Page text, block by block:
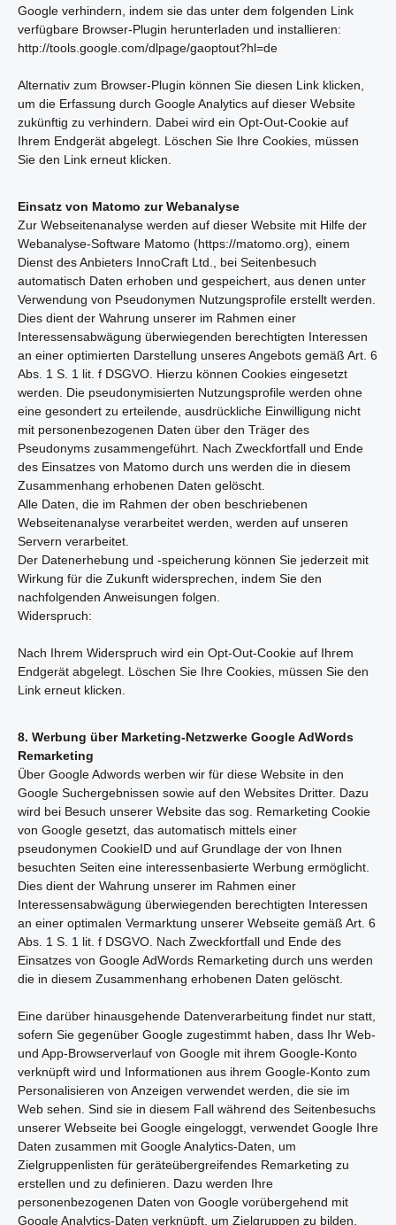
Google verhindern, indem sie das unter dem folgenden Link
verfügbare Browser-Plugin herunterladen und installieren:
http://tools.google.com/dlpage/gaoptout?hl=de
Alternativ zum Browser-Plugin können Sie diesen Link klicken,
um die Erfassung durch Google Analytics auf dieser Website
zukünftig zu verhindern. Dabei wird ein Opt-Out-Cookie auf
Ihrem Endgerät abgelegt. Löschen Sie Ihre Cookies, müssen
Sie den Link erneut klicken.
Einsatz von Matomo zur Webanalyse
Zur Webseitenanalyse werden auf dieser Website mit Hilfe der
Webanalyse-Software Matomo (https://matomo.org), einem
Dienst des Anbieters InnoCraft Ltd., bei Seitenbesuch
automatisch Daten erhoben und gespeichert, aus denen unter
Verwendung von Pseudonymen Nutzungsprofile erstellt werden.
Dies dient der Wahrung unserer im Rahmen einer
Interessensabwägung überwiegenden berechtigten Interessen
an einer optimierten Darstellung unseres Angebots gemäß Art. 6
Abs. 1 S. 1 lit. f DSGVO. Hierzu können Cookies eingesetzt
werden. Die pseudonymisierten Nutzungsprofile werden ohne
eine gesondert zu erteilende, ausdrückliche Einwilligung nicht
mit personenbezogenen Daten über den Träger des
Pseudonyms zusammengeführt. Nach Zweckfortfall und Ende
des Einsatzes von Matomo durch uns werden die in diesem
Zusammenhang erhobenen Daten gelöscht.
Alle Daten, die im Rahmen der oben beschriebenen
Webseitenanalyse verarbeitet werden, werden auf unseren
Servern verarbeitet.
Der Datenerhebung und -speicherung können Sie jederzeit mit
Wirkung für die Zukunft widersprechen, indem Sie den
nachfolgenden Anweisungen folgen.
Widerspruch:
Nach Ihrem Widerspruch wird ein Opt-Out-Cookie auf Ihrem
Endgerät abgelegt. Löschen Sie Ihre Cookies, müssen Sie den
Link erneut klicken.
8. Werbung über Marketing-Netzwerke Google AdWords
Remarketing
Über Google Adwords werben wir für diese Website in den
Google Suchergebnissen sowie auf den Websites Dritter. Dazu
wird bei Besuch unserer Website das sog. Remarketing Cookie
von Google gesetzt, das automatisch mittels einer
pseudonymen CookieID und auf Grundlage der von Ihnen
besuchten Seiten eine interessenbasierte Werbung ermöglicht.
Dies dient der Wahrung unserer im Rahmen einer
Interessensabwägung überwiegenden berechtigten Interessen
an einer optimalen Vermarktung unserer Webseite gemäß Art. 6
Abs. 1 S. 1 lit. f DSGVO. Nach Zweckfortfall und Ende des
Einsatzes von Google AdWords Remarketing durch uns werden
die in diesem Zusammenhang erhobenen Daten gelöscht.
Eine darüber hinausgehende Datenverarbeitung findet nur statt,
sofern Sie gegenüber Google zugestimmt haben, dass Ihr Web-
und App-Browserverlauf von Google mit ihrem Google-Konto
verknüpft wird und Informationen aus ihrem Google-Konto zum
Personalisieren von Anzeigen verwendet werden, die sie im
Web sehen. Sind sie in diesem Fall während des Seitenbesuchs
unserer Webseite bei Google eingeloggt, verwendet Google Ihre
Daten zusammen mit Google Analytics-Daten, um
Zielgruppenlisten für geräteübergreifendes Remarketing zu
erstellen und zu definieren. Dazu werden Ihre
personenbezogenen Daten von Google vorübergehend mit
Google Analytics-Daten verknüpft, um Zielgruppen zu bilden.